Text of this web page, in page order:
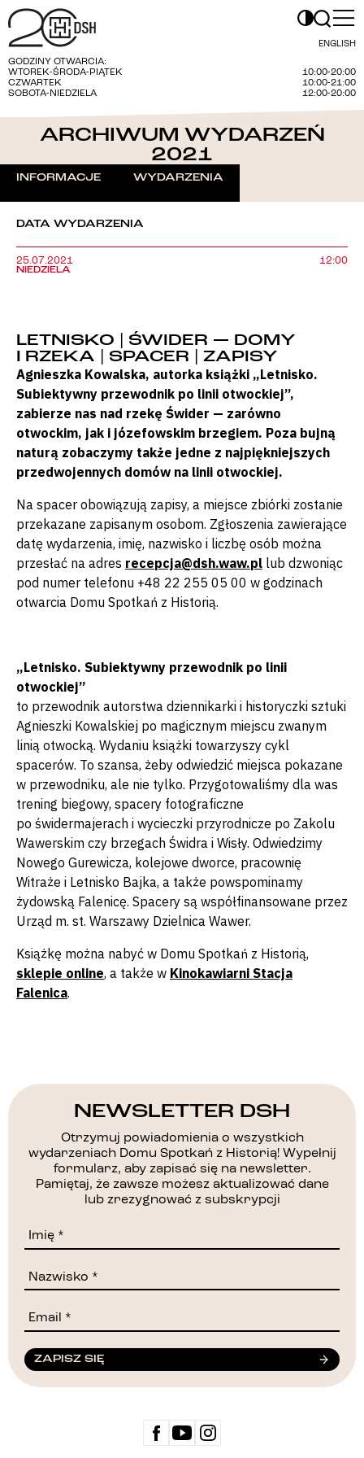
ENGLISH
GODZINY OTWARCIA:
WTOREK-ŚRODA-PIĄTEK
10:00-20:00
CZWARTEK
10:00-21:00
SOBOTA-NIEDZIELA
12:00-20:00
ARCHIWUM WYDARZEŃ
2021
INFORMACJE WYDARZENIA
DATA WYDARZENIA
25.07.2021
NIEDZIELA
12:00
LETNISKO | ŚWIDER — DOMY
I RZEKA | SPACER | ZAPISY
Agnieszka Kowalska, autorka książki „Letnisko.
Subiektywny przewodnik po linii otwockiej”,
zabierze nas nad rzekę Świder — zarówno
otwockim, jak i józefowskim brzegiem. Poza bujną
naturą zobaczymy także jedne z najpiękniejszych
przedwojennych domów na linii otwockiej.
Na spacer obowiązują zapisy, a miejsce zbiórki zostanie
przekazane zapisanym osobom. Zgłoszenia zawierające
datę wydarzenia, imię, nazwisko i liczbę osób można
przesłać na adres recepcja@dsh.waw.pl lub dzwoniąc
pod numer telefonu +48 22 255 05 00 w godzinach
otwarcia Domu Spotkań z Historią.
„Letnisko. Subiektywny przewodnik po linii
otwockiej”
to przewodnik autorstwa dziennikarki i historyczki sztuki
Agnieszki Kowalskiej po magicznym miejscu zwanym
linią otwocką. Wydaniu książki towarzyszy cykl
spacerów. To szansa, żeby odwiedzić miejsca pokazane
w przewodniku, ale nie tylko. Przygotowaliśmy dla was
trening biegowy, spacery fotograficzne
po świdermajerach i wycieczki przyrodnicze po Zakolu
Wawerskim czy brzegach Świdra i Wisły. Odwiedzimy
Nowego Gurewicza, kolejowe dworce, pracownię
Witraże i Letnisko Bajka, a także powspominamy
żydowską Falenicę. Spacery są współfinansowane przez
Urząd m. st. Warszawy Dzielnica Wawer.
Książkę można nabyć w Domu Spotkań z Historią,
sklepie online, a także w Kinokawiarni Stacja
Falenica.
NEWSLETTER DSH
Otrzymuj powiadomienia o wszystkich
wydarzeniach Domu Spotkań z Historią! Wypełnij
formularz, aby zapisać się na newsletter.
Pamiętaj, że zawsze możesz aktualizować dane
lub zrezygnować z subskrypcji
ZAPISZ SIĘ